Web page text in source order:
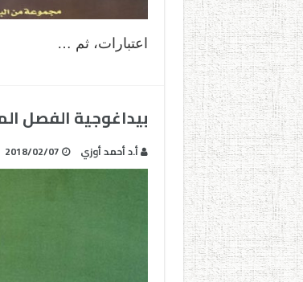
اعتبارات، ثم …
بيداغوجية الفصل
أ.د أحمد أوزي 2018/02/07